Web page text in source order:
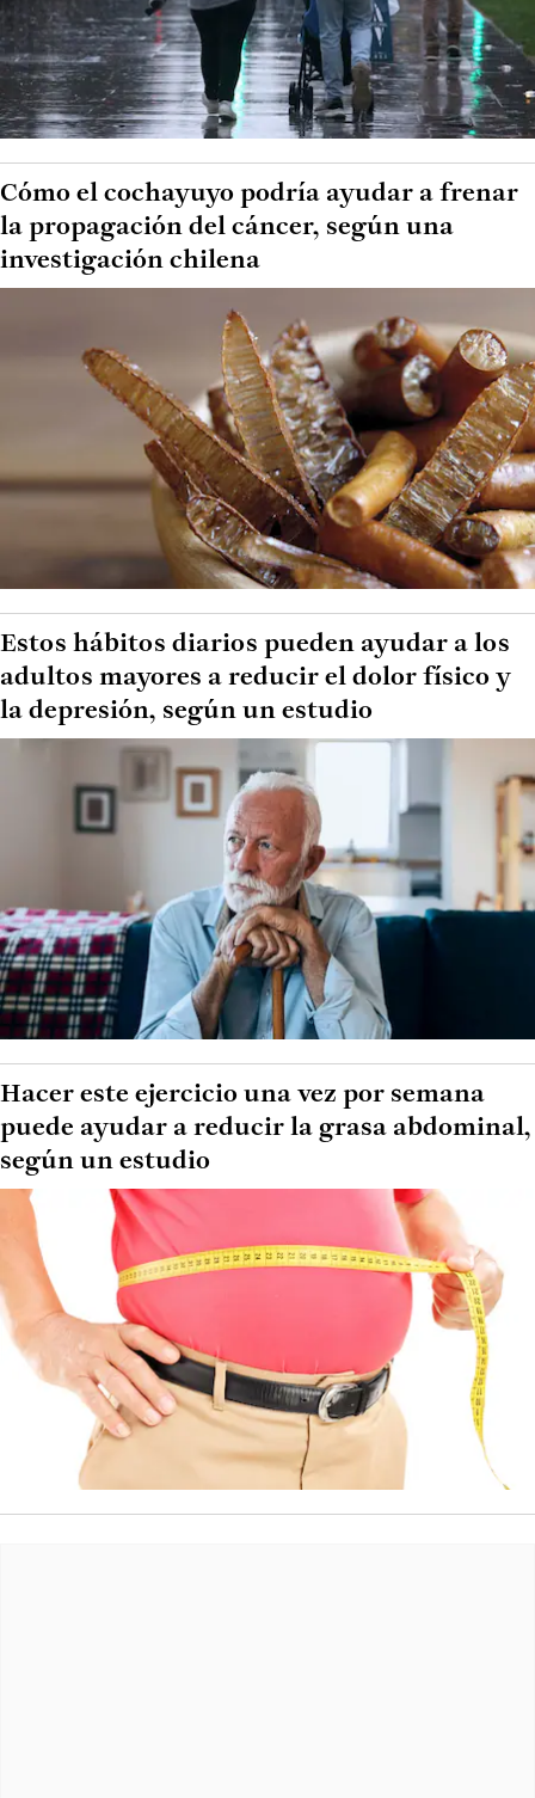
Cómo el cochayuyo podría ayudar a frenar
la propagación del cáncer, según una
investigación chilena
Estos hábitos diarios pueden ayudar a los
adultos mayores a reducir el dolor físico y
la depresión, según un estudio
Hacer este ejercicio una vez por semana
puede ayudar a reducir la grasa abdominal,
según un estudio